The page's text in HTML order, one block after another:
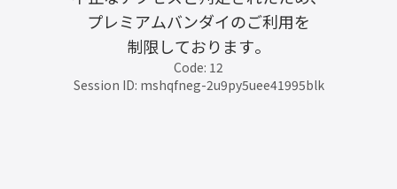
プレミアムバンダイのご利用を
制限しております。
Code: 12
Session ID: mshqfneg-2u9py5uee41995blk